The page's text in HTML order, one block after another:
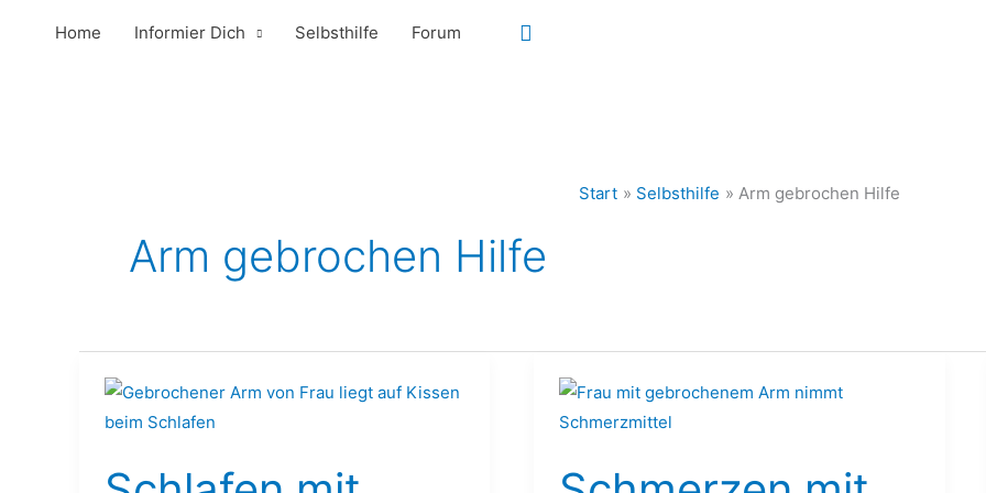
Home Informier Dich Selbsthilfe Forum Suchen
Start Selbsthilfe Arm gebrochen Hilfe
Arm gebrochen Hilfe
Schlafen
mit
Arm
Schmerzen
mit
Arm